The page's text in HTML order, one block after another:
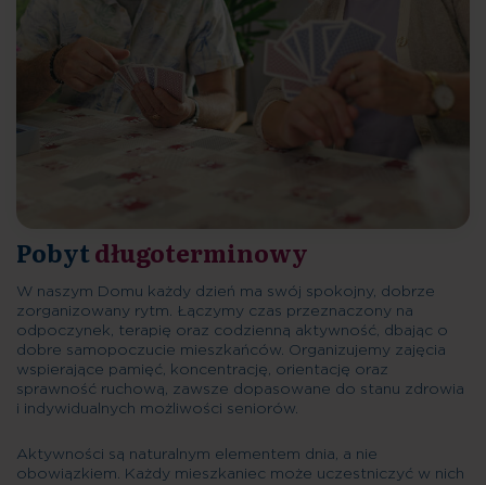
Pobytdługoterminowy
W naszym Domu każdy dzień ma swój spokojny, dobrze
zorganizowany rytm. Łączymy czas przeznaczony na
odpoczynek, terapię oraz codzienną aktywność, dbając o
dobre samopoczucie mieszkańców. Organizujemy zajęcia
wspierające pamięć, koncentrację, orientację oraz
sprawność ruchową, zawsze dopasowane do stanu zdrowia
i indywidualnych możliwości seniorów.
Aktywności są naturalnym elementem dnia, a nie
obowiązkiem. Każdy mieszkaniec może uczestniczyć w nich